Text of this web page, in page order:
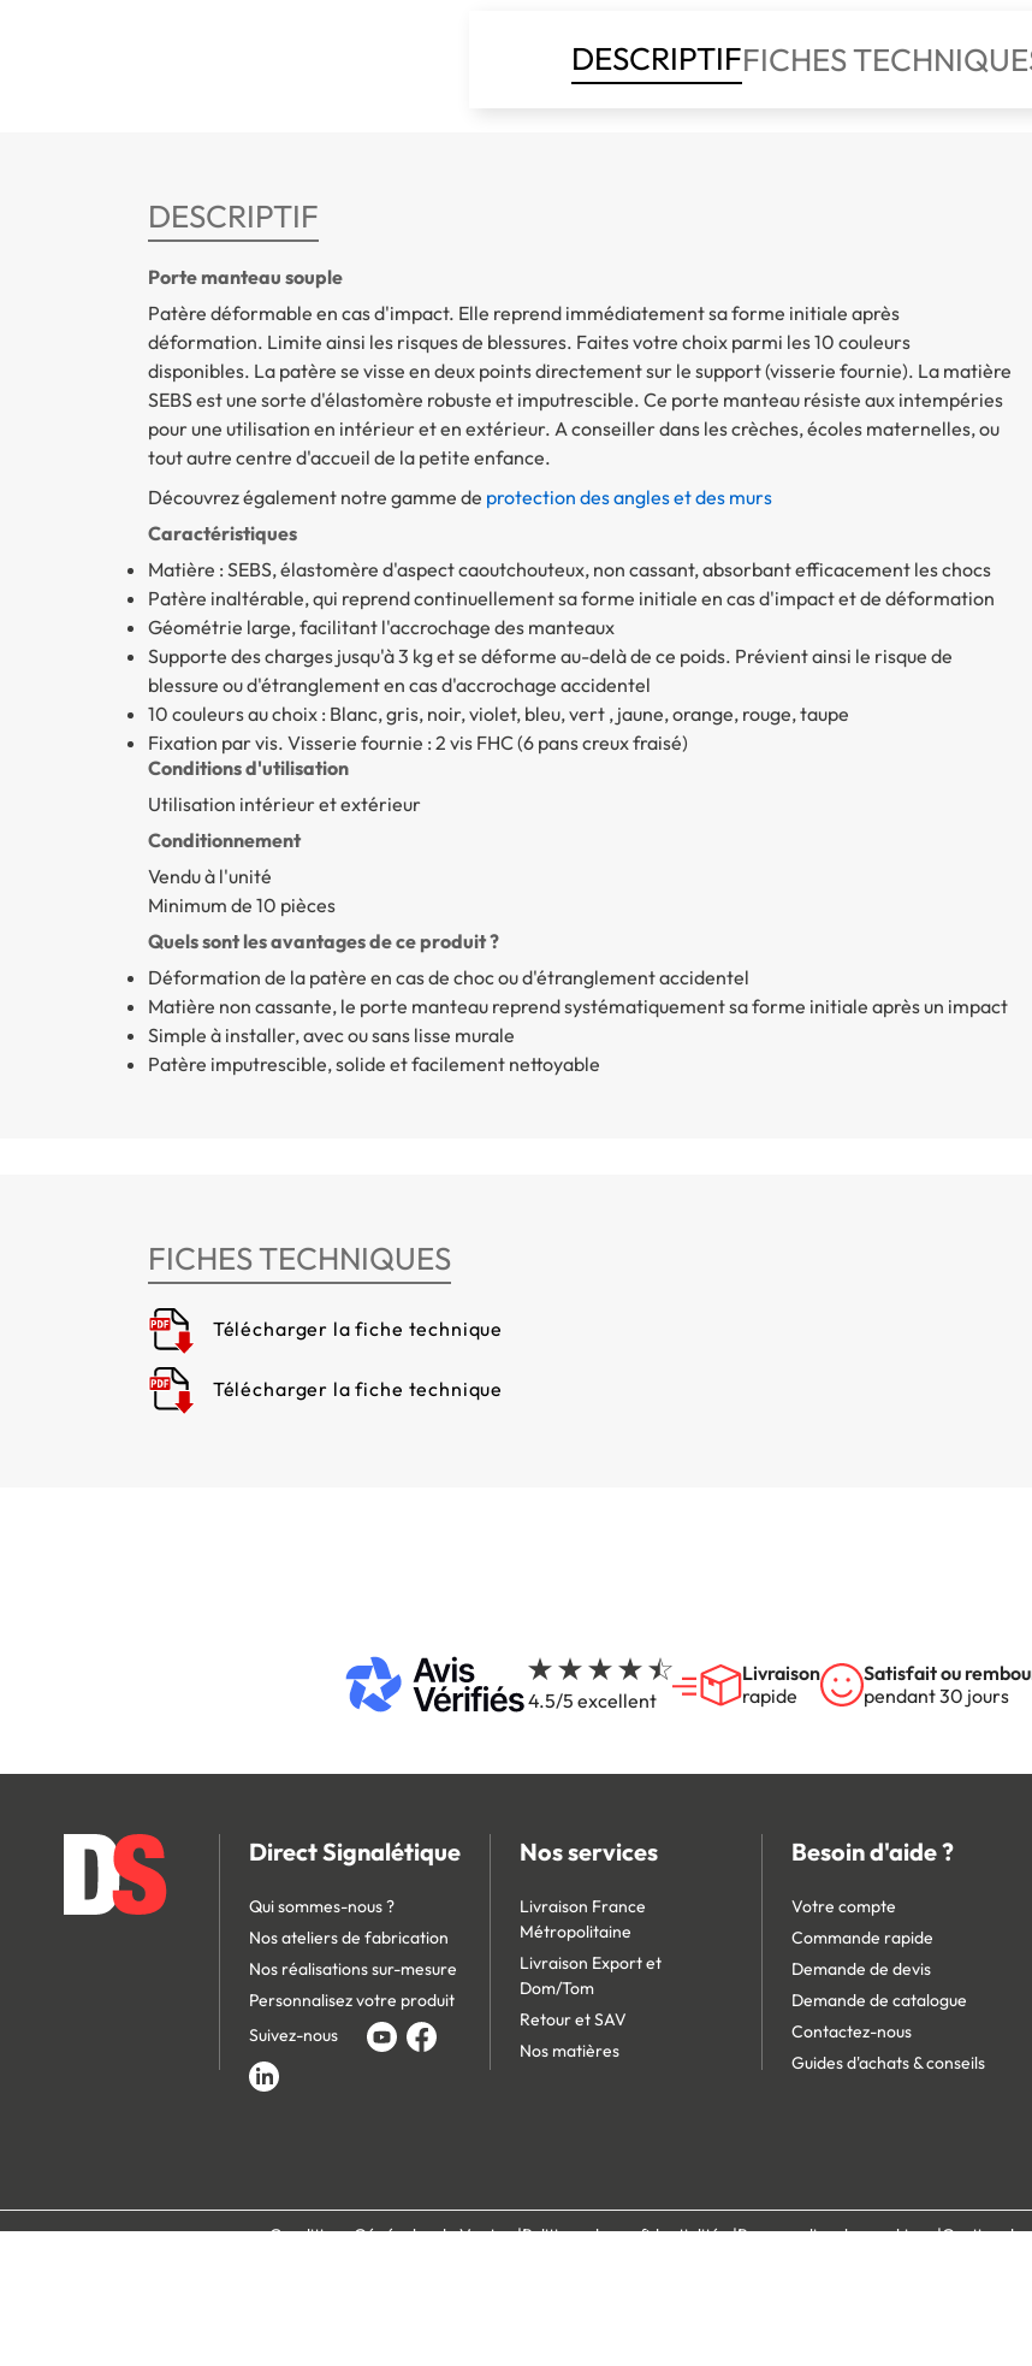
DESCRIPTIFFICHES
DESCRIPTIF
Porte manteau souple
Patère déformable en cas d'impact. Elle reprend immédiatement sa forme initiale après
déformation. Limite ainsi les risques de blessures. Faites votre choix parmi les 10 couleurs
disponibles. La patère se visse en deux points directement sur le support (visserie fournie). La matière
SEBS est une sorte d'élastomère robuste et imputrescible. Ce porte manteau résiste aux intempéries
pour une utilisation en intérieur et en extérieur. A conseiller dans les crèches, écoles maternelles, ou
tout autre centre d'accueil de la petite enfance.
Découvrez également notre gamme de protection des angles et des murs
Caractéristiques
Matière : SEBS, élastomère d'aspect caoutchouteux, non cassant, absorbant efficacement les chocs
Patère inaltérable, qui reprend continuellement sa forme initiale en cas d'impact et de déformation
Géométrie large, facilitant l'accrochage des manteaux
Supporte des charges jusqu'à 3 kg et se déforme au-delà de ce poids. Prévient ainsi le risque de
blessure ou d'étranglement en cas d'accrochage accidentel
10 couleurs au choix : Blanc, gris, noir, violet, bleu, vert , jaune, orange, rouge, taupe
Fixation par vis. Visserie fournie : 2 vis FHC (6 pans creux fraisé)
Conditions d'utilisation
Utilisation intérieur et extérieur
Conditionnement
Vendu à l'unité
Minimum de 10 pièces
Quels sont les avantages de ce produit ?
Déformation de la patère en cas de choc ou d'étranglement accidentel
Matière non cassante, le porte manteau reprend systématiquement sa forme initiale après un impact
Simple à installer, avec ou sans lisse murale
Patère imputrescible, solide et facilement nettoyable
FICHES TECHNIQUES
Télécharger la fiche technique
Télécharger la fiche technique
4.5/5 excellent
Livraison
rapide
Satisfait ou
pendant 30 jours
Direct Signalétique
Qui sommes-nous ?
Nos ateliers de fabrication
Nos réalisations sur-mesure
Personnalisez votre produit
Suivez-nous
Nos services
Livraison France
Métropolitaine
Livraison Export et
Dom/Tom
Retour et SAV
Nos matières
Besoin d'aide ?
Votre compte
Commande rapide
Demande de devis
Demande de catalogue
Contactez-nous
Guides d'achats & conseils
Conditions Générales de Vente Politique de confidentialité Personnaliser les cookies Gestion